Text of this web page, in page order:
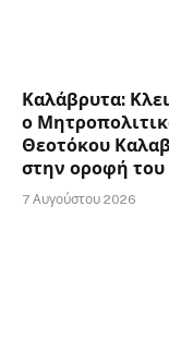
Καλάβρυτα:
ο
Θεοτόκου
στην οροφή του
7 Αυγούστου 2026